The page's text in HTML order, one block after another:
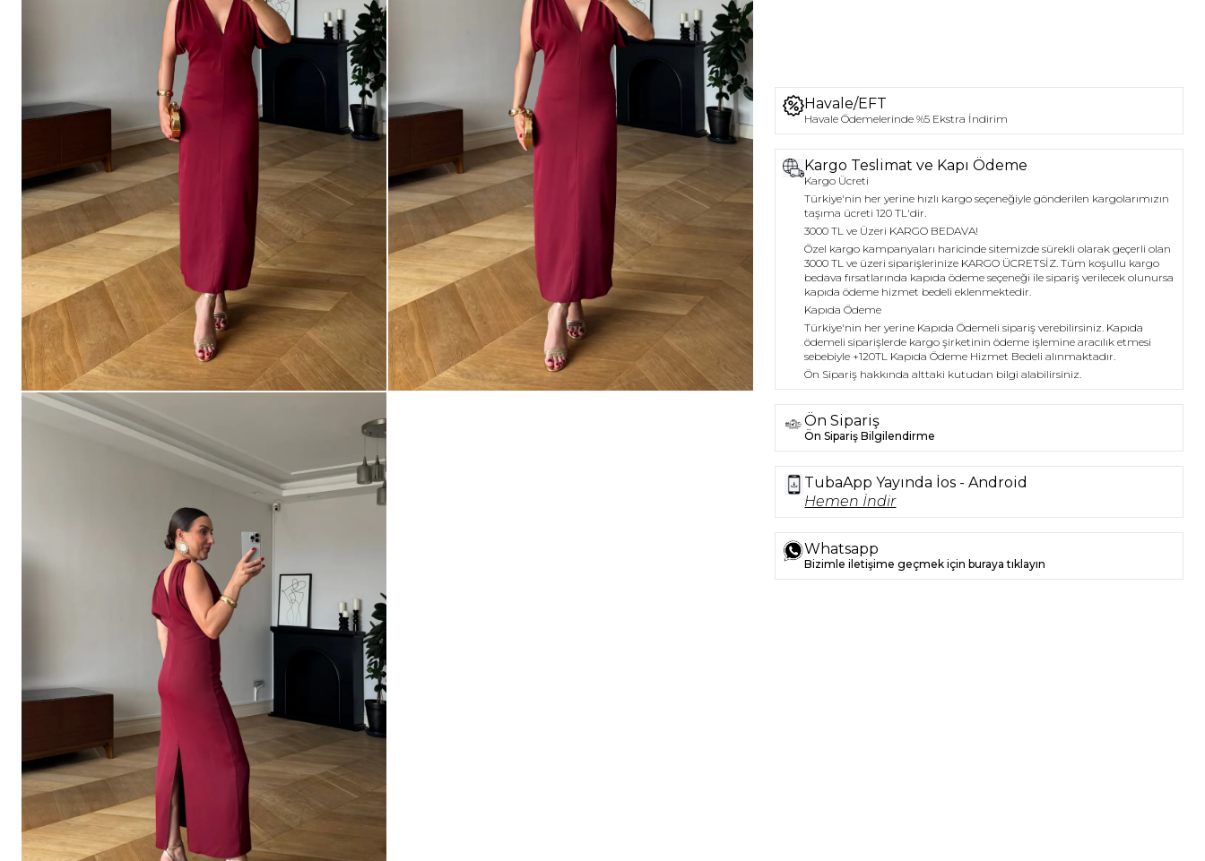
Havale/EFT
Havale Ödemelerinde %5 Ekstra İndirim
Kargo Teslimat ve Kapı Ödeme
Kargo Ücreti
Türkiye'nin her yerine hızlı kargo seçeneğiyle gönderilen kargolarımızın
taşıma ücreti 120 TL'dir.
3000 TL ve Üzeri KARGO BEDAVA!
Özel kargo kampanyaları haricinde sitemizde sürekli olarak geçerli olan
3000 TL ve üzeri siparişlerinize KARGO ÜCRETSİZ. Tüm koşullu kargo
bedava fırsatlarında kapıda ödeme seçeneği ile sipariş verilecek olunursa
kapıda ödeme hizmet bedeli eklenmektedir.
Kapıda Ödeme
Türkiye'nin her yerine Kapıda Ödemeli sipariş verebilirsiniz. Kapıda
ödemeli siparişlerde kargo şirketinin ödeme işlemine aracılık etmesi
sebebiyle +120TL Kapıda Ödeme Hizmet Bedeli alınmaktadır.
Ön Sipariş hakkında alttaki kutudan bilgi alabilirsiniz.
Ön Sipariş
Ön Sipariş Bilgilendirme
TubaApp Yayında İos - Android
Hemen İndir
Whatsapp
Bizimle iletişime geçmek için buraya tıklayın